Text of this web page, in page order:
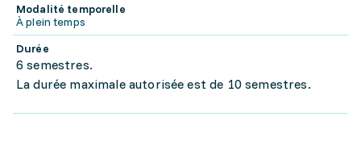
Modalité temporelle
À plein temps
Durée
6 semestres.
La durée maximale autorisée est de 10 semestres.